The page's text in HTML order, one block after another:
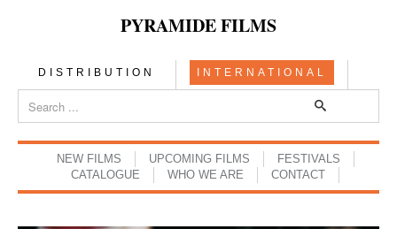
PYRAMIDE FILMS
DISTRIBUTION INTERNATIONAL
NEW FILMS UPCOMING FILMS
FESTIVALS
CATALOGUE
WHO WE ARE CONTACT